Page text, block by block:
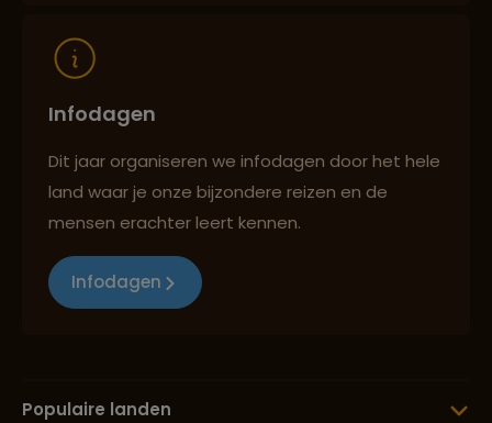
Infodagen
Dit jaar organiseren we infodagen door het hele
land waar je onze bijzondere reizen en de
mensen erachter leert kennen.
Infodagen
Populaire landen